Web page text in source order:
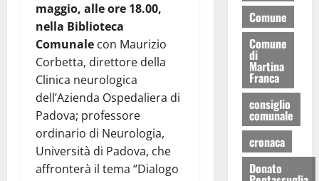
maggio, alle ore 18.00,
nella Biblioteca
Comunale con Maurizio
Corbetta, direttore della
Clinica neurologica
dell’Azienda Ospedaliera di
Padova; professore
ordinario di Neurologia,
Università di Padova, che
affronterà il tema “Dialogo
Comune
Comune
di
Martina
Franca
consiglio
comunale
cronaca
Donato